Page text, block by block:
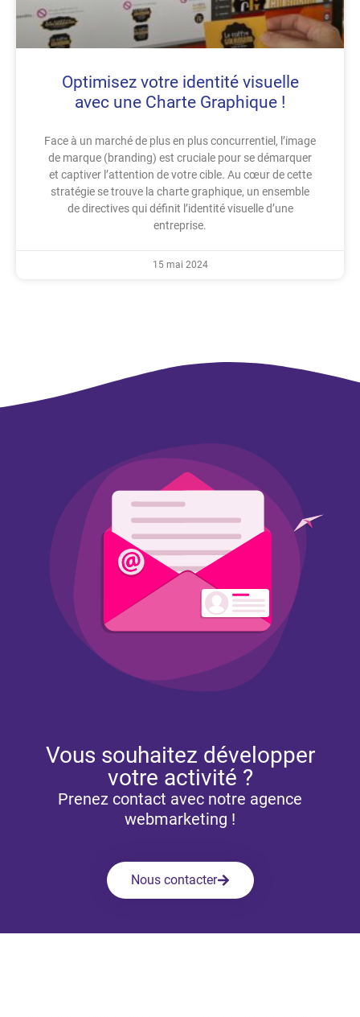
Optimisez votre identité visuelle
avec une Charte Graphique !
Face à un marché de plus en plus concurrentiel, l’image
de marque (branding) est cruciale pour se démarquer
et captiver l’attention de votre cible. Au cœur de cette
stratégie se trouve la charte graphique, un ensemble
de directives qui définit l’identité visuelle d’une
entreprise.
15 mai 2024
Vous souhaitez développer
votre activité ?
Prenez contact avec notre agence
webmarketing !
Nous contacter